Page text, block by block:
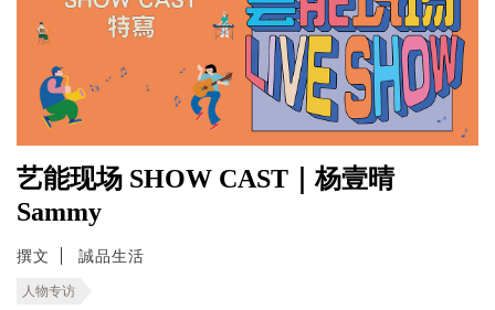
艺能现场 SHOW CAST｜杨壹晴
Sammy
撰文 誠品生活
人物专访